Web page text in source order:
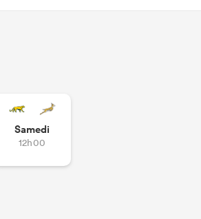
Samedi
12h00